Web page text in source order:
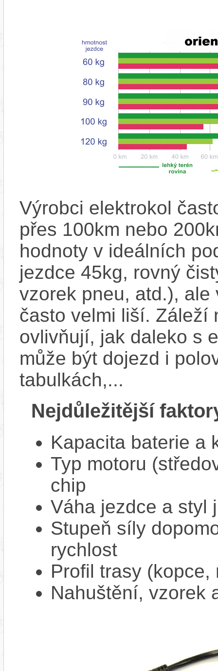
Výrobci elektrokol
přes 100km nebo
hodnoty v ideálních
jezdce 45kg, rovný
vzorek pneu, atd.),
často velmi liší. Záleží
ovlivňují, jak daleko s
může být dojezd i
tabulkách,...
Nejdůležitější
Kapacita baterie a
Typ motoru
chip
Váha jezdce a styl
Stupeň síly
rychlost
Profil trasy
Nahuštění, vzorek